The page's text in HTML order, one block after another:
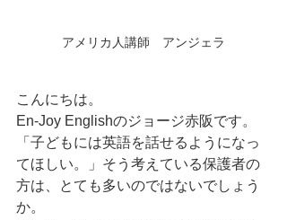
アメリカ人講師　アンジェラ
こんにちは。
En-Joy Englishのジョージ赤阪です。
「子どもには英語を話せるようになっ
てほしい。」そう考えている保護者の
方は、とても多いのではないでしょう
か。